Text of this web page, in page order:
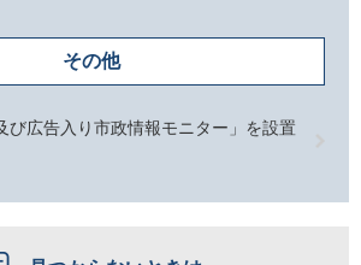
その他
び広告入り市政情報モニター」を設置